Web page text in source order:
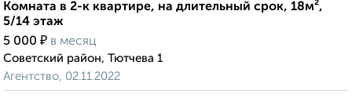
Комната в 2-к квартире, на длительный срок, 18м²,
5/14 этаж
5 000 ₽ в месяц
Советский район, Тютчева 1
Агентство, 02.11.2022